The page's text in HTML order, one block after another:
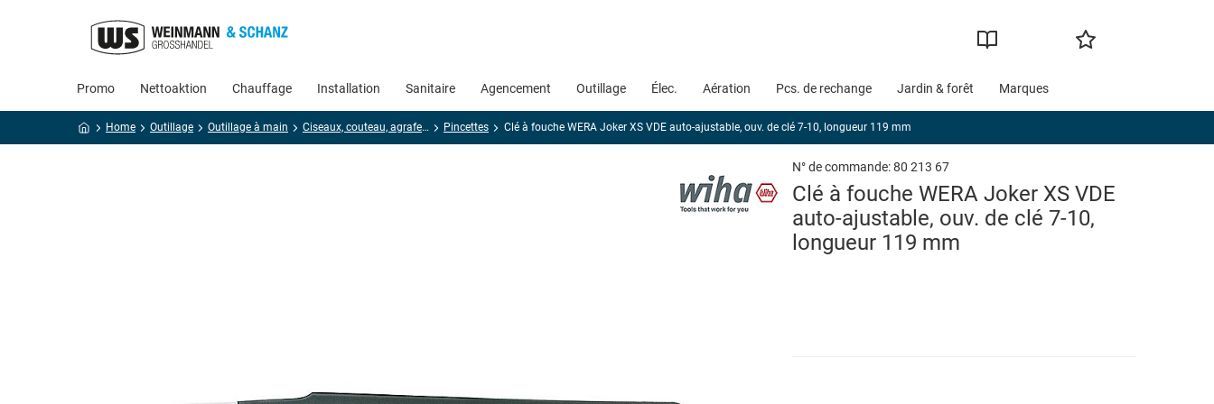
Promo Nettoaktion Chauffage Installation Sanitaire Agencement Outillage Élec. Aération Pcs. de rechange Jardin & forêt Marques
Home Outillage Outillage à main Ciseaux, couteau, agrafeuse Pincettes Clé à fouche WERA Joker XS VDE auto-ajustable, ouv. de clé 7-10, longueur 119 mm
N° de commande:80 213 67
Clé à fouche WERA Joker XS VDE
auto-ajustable, ouv. de clé 7-10,
longueur 119 mm